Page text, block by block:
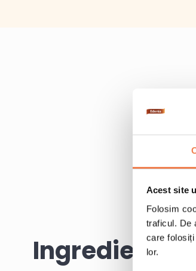
Acest site
Folosim
traficul. De
care
lor.
Ingrediente